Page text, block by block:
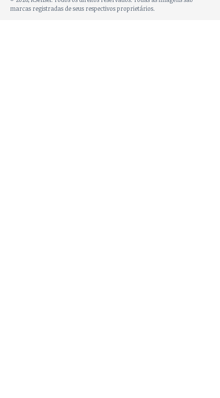
marcas registradas de seus respectivos proprietários.